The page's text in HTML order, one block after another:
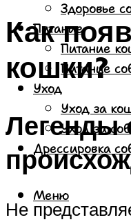
Здоровье
Питание
Питание
Питание
Уход
Уход за
Уход за
Дрессировка
Меню
Как
кошки?
Легенды
Не